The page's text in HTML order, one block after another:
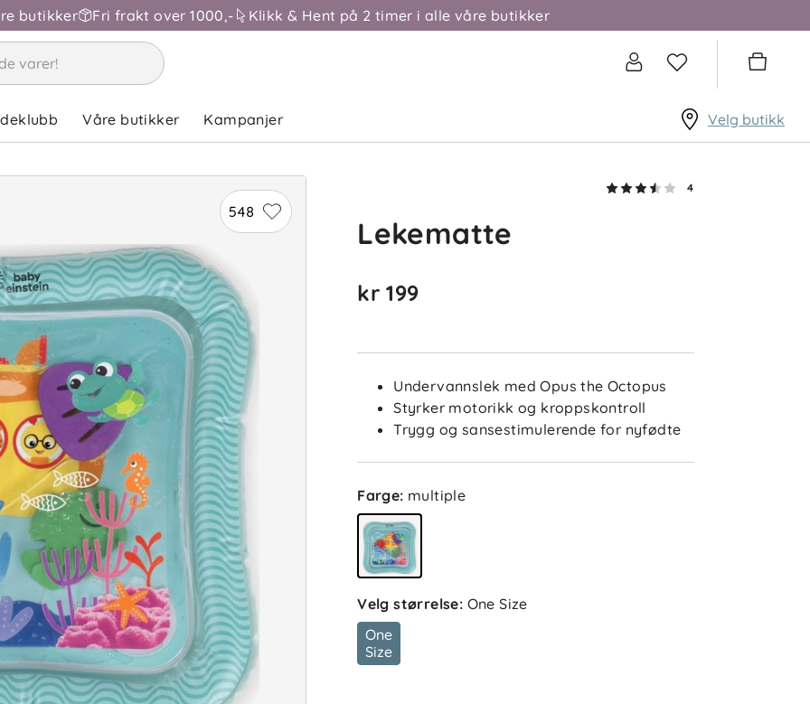
butikker Fri frakt over 1000,- Klikk & Hent på 2 timer i alle våre butikker
Våre butikker Kampanjer Velg butikk
548
4
Lekematte
kr 199
Undervannslek med Opus the Octopus
Styrker motorikk og kroppskontroll
Trygg og sansestimulerende for nyfødte
Farge: multiple
Velg størrelse: One Size
One
Size
M
9 dager siden
Vanskelig å få figurene til å få
figurene til å flytte på seg
K Katharina
Det er teknisk ingenting galt med